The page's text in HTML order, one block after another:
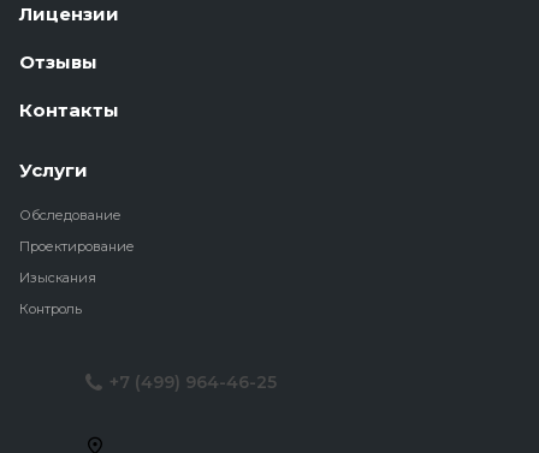
Лицензии
Отзывы
Контакты
Услуги
Обследование
Проектирование
Изыскания
Контроль
+7 (499) 964-46-25